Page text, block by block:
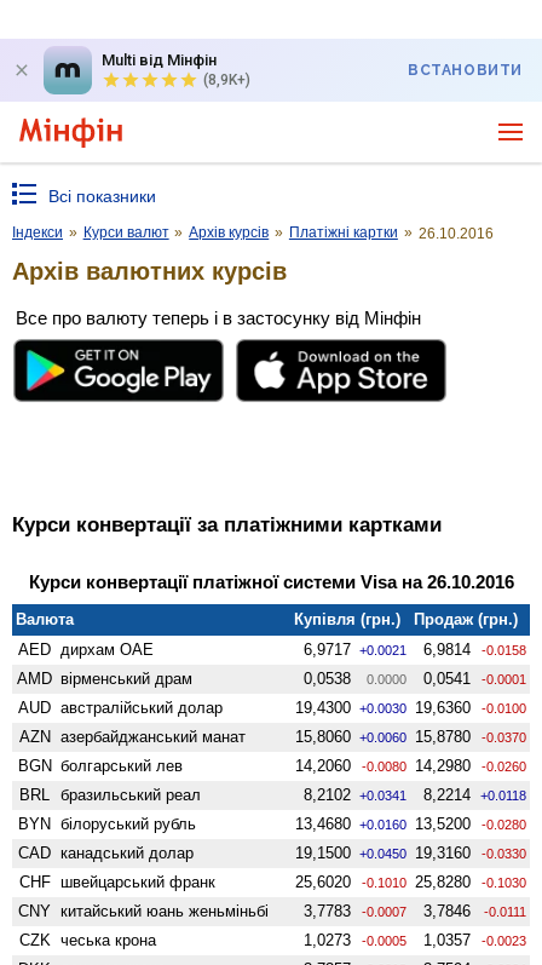
Multi від Мінфін
(8,9K+)
ВСТАНОВИТИ
Всі показники
Індекси » Курси валют » Архів курсів » Платіжні картки » 26.10.2016
Архів валютних курсів
Все про валюту теперь і в застосунку від Мінфін
Курси конвертації за платіжними картками
Курси конвертації платіжної системи Visa на 26.10.2016
Валюта Купівля (грн.)
Продаж (грн.)
AED дирхам ОАЕ 6,9717 +0.0021 6,9814 -0.0158
AMD вiрменський драм 0,0538 0.0000 0,0541 -0.0001
AUD австралійський долар 19,4300 +0.0030 19,6360 -0.0100
AZN азербайджанський манат 15,8060 +0.0060 15,8780 -0.0370
BGN болгарський лев 14,2060 -0.0080 14,2980 -0.0260
BRL бразильський реал 8,2102 +0.0341 8,2214 +0.0118
BYN білоруський рубль 13,4680 +0.0160 13,5200 -0.0280
CAD канадський долар 19,1500 +0.0450 19,3160 -0.0330
CHF швейцарський франк 25,6020 -0.1010 25,8280 -0.1030
CNY китайський юань женьмiньбi 3,7783 -0.0007 3,7846 -0.0111
CZK чеська крона 1,0273 -0.0005 1,0357 -0.0023